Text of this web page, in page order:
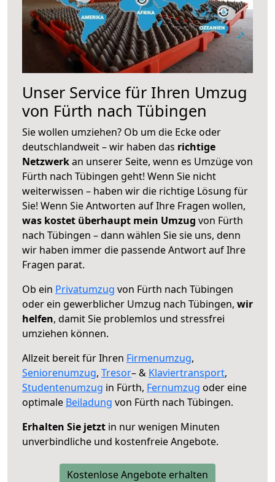
Unser Service für Ihren Umzug
von Fürth nach Tübingen
Sie wollen umziehen? Ob um die Ecke oder
deutschlandweit – wir haben das richtige
Netzwerkan unserer Seite, wenn es Umzüge von
Fürth nach Tübingen geht! Wenn Sie nicht
weiterwissen – haben wir die richtige Lösung für
Sie! Wenn Sie Antworten auf Ihre Fragen wollen,
was kostet überhaupt mein Umzug von Fürth
nach Tübingen – dann wählen Sie sie uns, denn
wir haben immer die passende Antwort auf Ihre
Fragen parat.
Ob ein Privatumzug von Fürth nach Tübingen
oder ein gewerblicher Umzug nach Tübingen, wir
helfen, damit Sie problemlos und stressfrei
umziehen können.
Allzeit bereit für Ihren Firmenumzug,
Seniorenumzug, Tresor– & Klaviertransport,
Studentenumzug in Fürth, Fernumzug oder eine
optimale Beiladung von Fürth nach Tübingen.
Erhalten Sie jetzt in nur wenigen Minuten
unverbindliche und kostenfreie Angebote.
Kostenlose Angebote erhalten